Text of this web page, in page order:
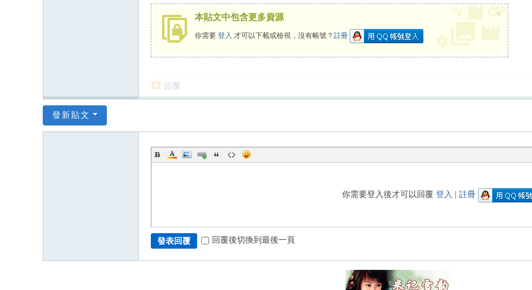
本貼文中包含更多資源
你需要 登入 才可以下載或檢視，沒有帳號？ 註冊
×
回覆
發新貼文
你需要登入後才可以回覆 登入 註冊
發表回覆 回覆後切換到最後一頁